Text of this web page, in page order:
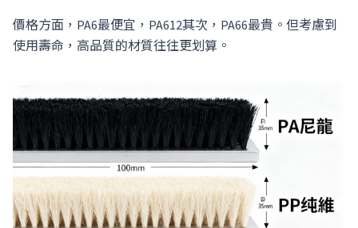
價格方面，PA6最便宜，PA612其次，PA66最貴。但考慮到
使用壽命，高品質的材質往往更划算。